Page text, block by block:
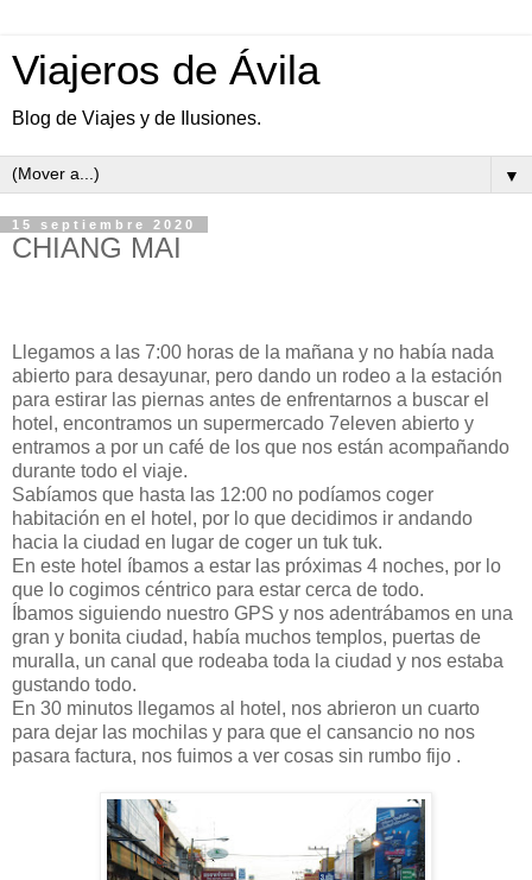
Viajeros de Ávila
Blog de Viajes y de Ilusiones.
▼
15 septiembre 2020
CHIANG MAI
Llegamos a las 7:00 horas de la mañana y no había nada
abierto para desayunar, pero dando un rodeo a la estación
para estirar las piernas antes de enfrentarnos a buscar el
hotel, encontramos un supermercado 7eleven abierto y
entramos a por un café de los que nos están acompañando
durante todo el viaje.
Sabíamos que hasta las 12:00 no podíamos coger
habitación en el hotel, por lo que decidimos ir andando
hacia la ciudad en lugar de coger un tuk tuk.
En este hotel íbamos a estar las próximas 4 noches, por lo
que lo cogimos céntrico para estar cerca de todo.
Íbamos siguiendo nuestro GPS y nos adentrábamos en una
gran y bonita ciudad, había muchos templos, puertas de
muralla, un canal que rodeaba toda la ciudad y nos estaba
gustando todo.
En 30 minutos llegamos al hotel, nos abrieron un cuarto
para dejar las mochilas y para que el cansancio no nos
pasara factura, nos fuimos a ver cosas sin rumbo fijo .